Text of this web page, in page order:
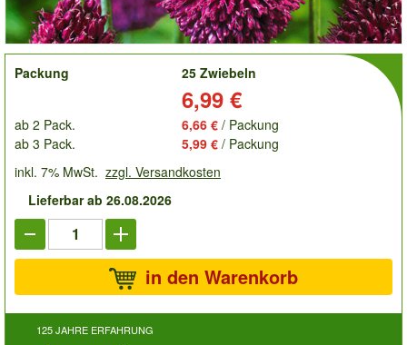
order
Packung
25 Zwiebeln
6,99 €
ab 2 Pack. 6,66 € / Packung
ab 3 Pack.
5,99 € / Packung
inkl. 7% MwSt. zzgl. Versandkosten
Lieferbar ab 26.08.2026
in den Warenkorb
125 JAHRE ERFAHRUNG